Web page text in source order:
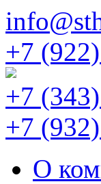
+7
+7
+7
О